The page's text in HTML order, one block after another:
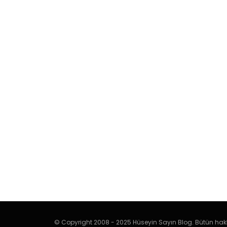
© Copyright 2008 - 2025 Hüseyin Sayın Blog. Bütün